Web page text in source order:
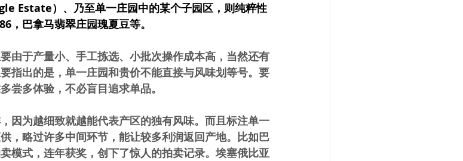
Estate）、乃至单一庄园中的某个子园区，则纯粹性
，巴拿马翡翠庄园瑰夏豆等。
由于产量小、手工拣选、小批次操作成本高，当然还有
指出的是，单一庄园和贵价不能直接与风味划等号。要
尝多体验，不必盲目追求单品。
因为越细致就越能代表产区的独有风味。而且标注单一
，略过许多中间环节，能让较多利润返回产地。比如巴
模式，连年获奖，创下了惊人的拍卖记录。埃塞俄比亚